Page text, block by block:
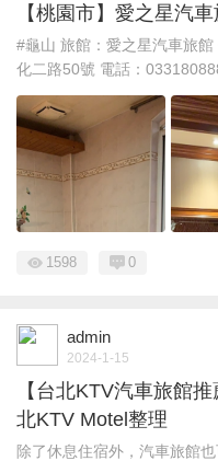
【桃園市】愛之星汽
#龜山 旅館：愛之星汽車旅
化二路50號 電話：
1598 0
admin
2024-1-15
【台北KTV汽車旅館
北KTV Motel整理
除了休息住宿外，汽車旅館